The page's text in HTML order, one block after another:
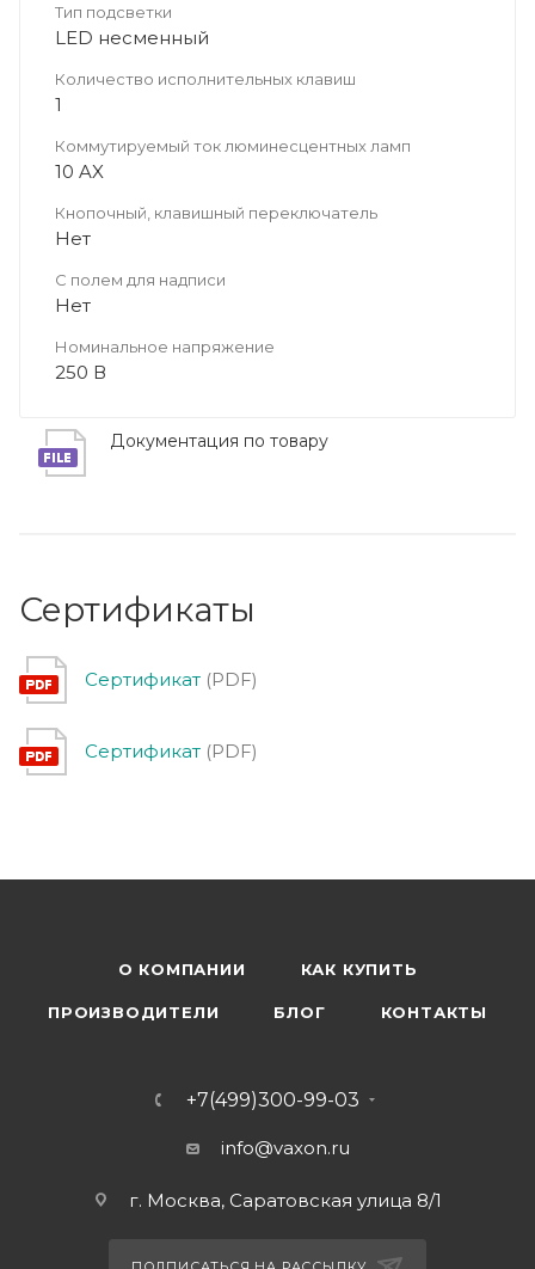
Тип подсветки
LED несменный
Количество исполнительных клавиш
1
Коммутируемый ток люминесцентных ламп
10 AX
Кнопочный, клавишный переключатель
Нет
С полем для надписи
Нет
Номинальное напряжение
250 В
Документация по товару
Сертификаты
Сертификат (PDF)
Сертификат (PDF)
О КОМПАНИИ КАК КУПИТЬ
ПРОИЗВОДИТЕЛИ БЛОГ КОНТАКТЫ
+7(499)300-99-03
info@vaxon.ru
г. Москва, Саратовская улица 8/1